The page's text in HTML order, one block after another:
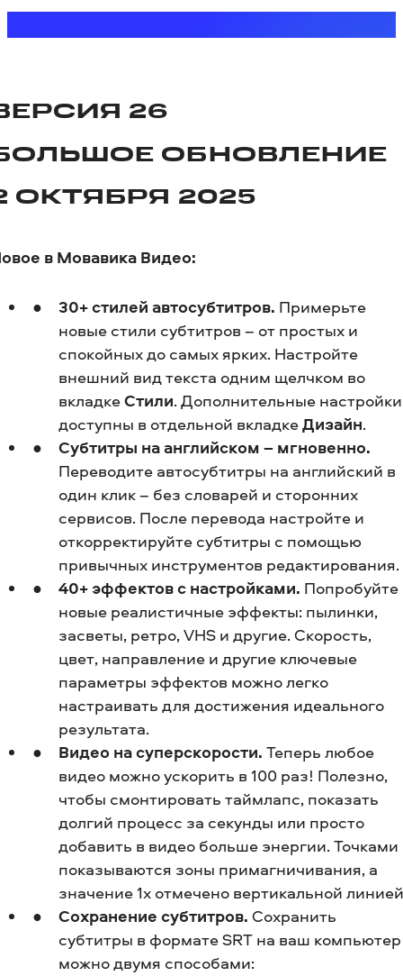
26
ОБНОВЛЕНИЕ
ОКТЯБРЯ 2025
в Мовавика Видео:
30+ стилей автосубтитров. Примерьте
новые стили субтитров – от простых и
спокойных до самых ярких. Настройте
внешний вид текста одним щелчком во
вкладкеСтили. Дополнительные настройки
доступны в отдельной вкладкеДизайн.
Субтитры на английском – мгновенно.
Переводите автосубтитры на английский в
один клик – без словарей и сторонних
сервисов. После перевода настройте и
откорректируйте субтитры с помощью
привычных инструментов редактирования.
40+ эффектов с настройками. Попробуйте
новые реалистичные эффекты: пылинки,
засветы, ретро, VHS и другие. Скорость,
цвет, направление и другие ключевые
параметры эффектов можно легко
настраивать для достижения идеального
результата.
Видео на суперскорости. Теперь любое
видео можно ускорить в 100 раз! Полезно,
чтобы смонтировать таймлапс, показать
долгий процесс за секунды или просто
добавить в видео больше энергии. Точками
показываются зоны примагничивания, а
значение 1х отмечено вертикальной
Сохранение субтитров. Сохранить
субтитры в формате SRT на ваш компьютер
можно двумя способами: